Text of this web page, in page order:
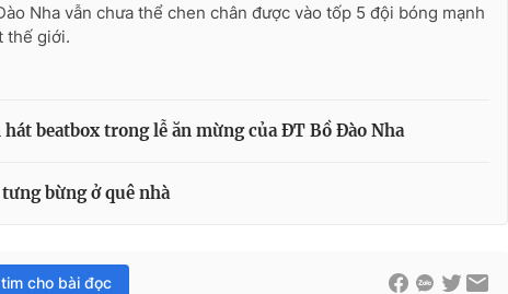
Nha vẫn chưa thể chen chân được vào tốp 5 đội bóng mạnh
thế giới.
beatbox trong lễ ăn mừng của ĐT Bồ Đào Nha
bừng ở quê nhà
cho bài đọc